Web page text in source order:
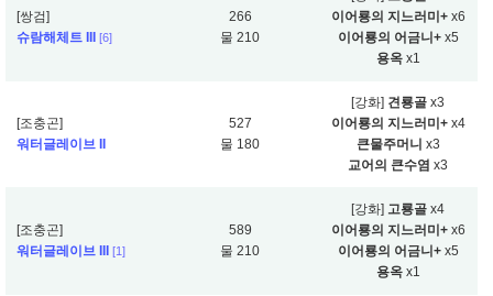
[쌍검]
슈람해체트 III
[6]
266
물 210
이어룡의 지느러미+x6
이어룡의 어금니+x5
용옥x1
[조충곤]
워터글레이브 II
527
물 180
[강화] 견룡골 x3
이어룡의 지느러미+x4
큰물주머니 x3
교어의 큰수염 x3
[조충곤]
워터글레이브 III
[1]
589
물 210
[강화] 고룡골 x4
이어룡의 지느러미+x6
이어룡의 어금니+x5
용옥x1